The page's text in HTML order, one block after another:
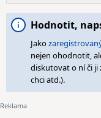
Hodnotit,
Jako
nejen ohodnotit,
diskutovat o ní či ji
chci atd.).